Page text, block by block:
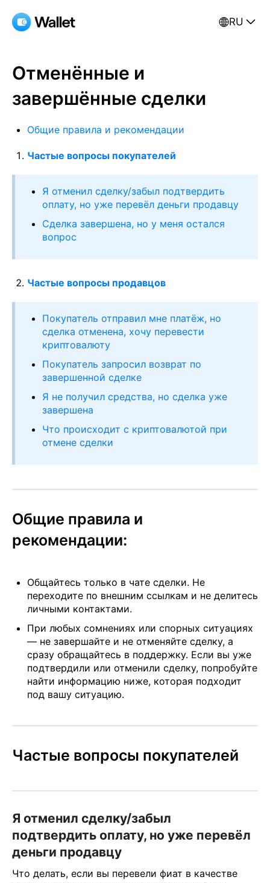
RU
Отменённые и
завершённые сделки
Общие правила и рекомендации
Частые вопросы покупателей
Я отменил сделку/забыл подтвердить
оплату, но уже перевёл деньги продавцу
Сделка завершена, но у меня остался
вопрос
Частые вопросы продавцов
Покупатель отправил мне платёж, но
сделка отменена, хочу перевести
криптовалюту
Покупатель запросил возврат по
завершенной сделке
Я не получил средства, но сделка уже
завершена
Что происходит с криптовалютой при
отмене сделки
Общие правила и
рекомендации:
Общайтесь только в чате сделки. Не
переходите по внешним ссылкам и не делитесь
личными контактами.
При любых сомнениях или спорных ситуациях
— не завершайте и не отменяйте сделку, а
сразу обращайтесь в поддержку. Если вы уже
подтвердили или отменили сделку, попробуйте
найти информацию ниже, которая подходит
под вашу ситуацию.
Частые вопросы покупателей
Я отменил сделку/забыл
подтвердить оплату, но уже перевёл
деньги продавцу
Что делать, если вы перевели фиат в качестве